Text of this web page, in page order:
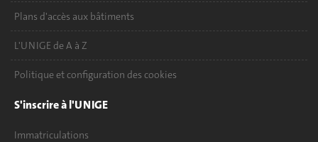
Plans d'accès aux bâtiments
L'UNIGE de A à Z
Politique et configuration des cookies
S'inscrire à l'UNIGE
Immatriculations